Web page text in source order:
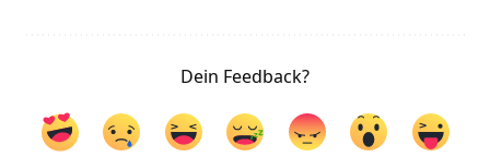
Dein Feedback?